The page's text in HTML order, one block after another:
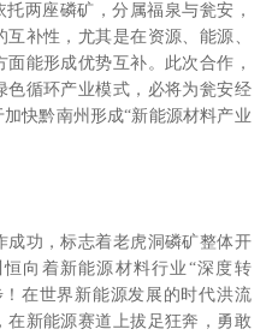
两座磷矿，分属福泉与瓮安，
补性，尤其是在资源、能源、
能形成优势互补。此次合作，
循环产业模式，必将为瓮安经
快黔南州形成“新能源材料产业
功，标志着老虎洞磷矿整体开
向着新能源材料行业“深度转
在世界新能源发展的时代洪流
新能源赛道上拔足狂奔，勇敢